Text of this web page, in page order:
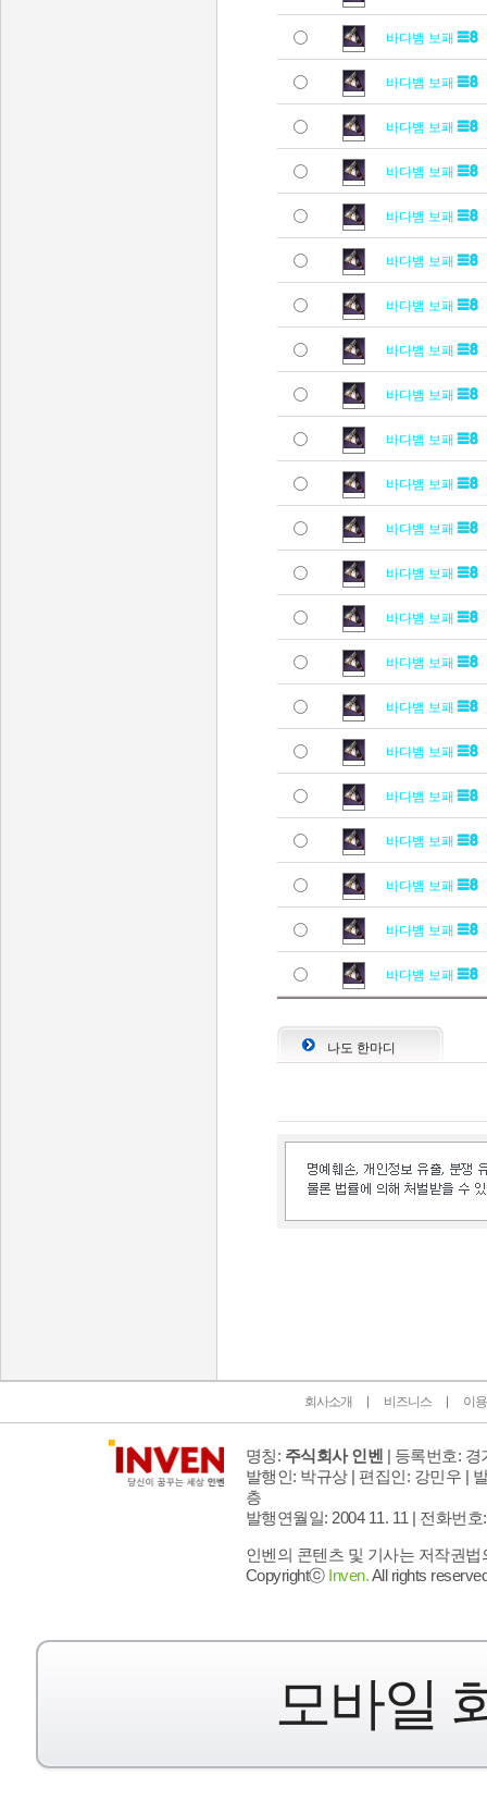
바다뱀 보패
바다뱀 보패
바다뱀 보패
바다뱀 보패
바다뱀 보패
바다뱀 보패
바다뱀 보패
바다뱀 보패
바다뱀 보패
바다뱀 보패
바다뱀 보패
바다뱀 보패
바다뱀 보패
바다뱀 보패
바다뱀 보패
바다뱀 보패
바다뱀 보패
바다뱀 보패
바다뱀 보패
바다뱀 보패
바다뱀 보패
바다뱀 보패
나도 한마디
회사소개 비즈니스 이
명칭: 주식회사 인벤 | 등록번호: 경
발행인: 박규상 | 편집인: 강민우 |
층
발행연월일: 2004 11. 11 | 전화번호
인벤의 콘텐츠 및 기사는 저작권
Copyrightⓒ Inven.All rights
모바일